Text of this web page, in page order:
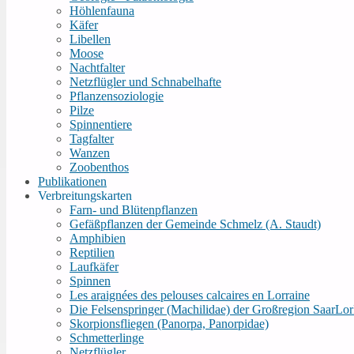
Höhlenfauna
Käfer
Libellen
Moose
Nachtfalter
Netzflügler und Schnabelhafte
Pflanzensoziologie
Pilze
Spinnentiere
Tagfalter
Wanzen
Zoobenthos
Publikationen
Verbreitungskarten
Farn- und Blütenpflanzen
Gefäßpflanzen der Gemeinde Schmelz (A. Staudt)
Amphibien
Reptilien
Laufkäfer
Spinnen
Les araignées des pelouses calcaires en Lorraine
Die Felsenspringer (Machilidae) der Großregion
Skorpionsfliegen (Panorpa, Panorpidae)
Schmetterlinge